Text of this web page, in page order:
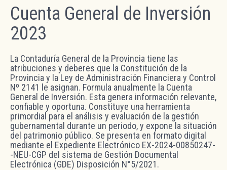
Cuenta General de Inversión
2023
La Contaduría General de la Provincia tiene las
atribuciones y deberes que la Constitución de la
Provincia y la Ley de Administración Financiera y Control
Nº 2141 le asignan. Formula anualmente la Cuenta
General de Inversión. Esta genera información relevante,
confiable y oportuna. Constituye una herramienta
primordial para el análisis y evaluación de la gestión
gubernamental durante un periodo, y expone la situación
del patrimonio público. Se presenta en formato digital
mediante el Expediente Electrónico EX-2024-00850247-
-NEU-CGP del sistema de Gestión Documental
Electrónica (GDE) Disposición N°5/2021.